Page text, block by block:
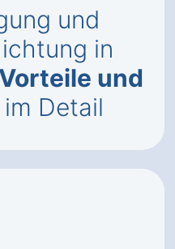
und
in
und
im Detail